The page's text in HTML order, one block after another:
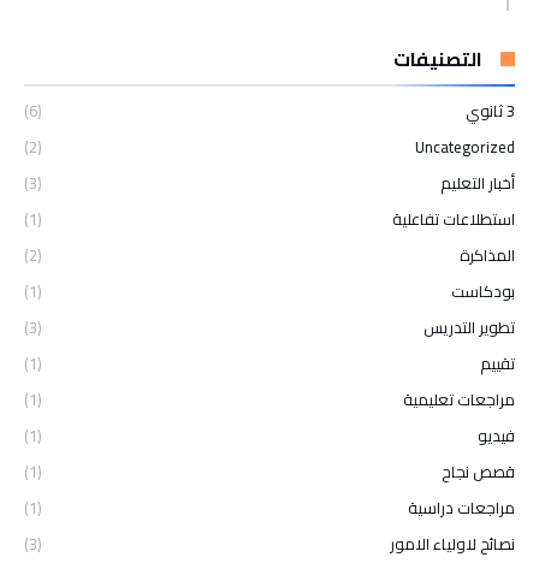
التصنيفات
3 ثانوي
(6)
Uncategorized
(2)
أخبار التعليم
(3)
استطلاعات تفاعلية
(1)
المذاكرة
(2)
بودكاست
(1)
تطوير التدريس
(3)
تقييم
(1)
مراجعات تعليمية
(1)
فيديو
(1)
قصص نجاح
(1)
مراجعات دراسية
(1)
نصائح لاولياء الامور
(3)